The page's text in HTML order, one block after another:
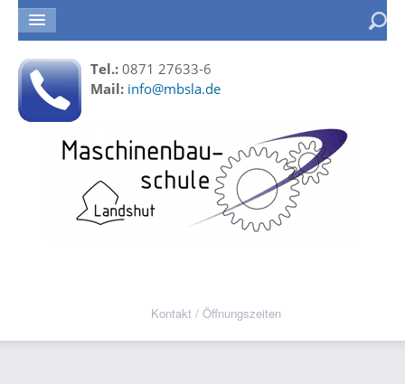
Tel.: 0871 27633-6
Mail: info@mbsla.de
Kontakt / Öffnungszeiten